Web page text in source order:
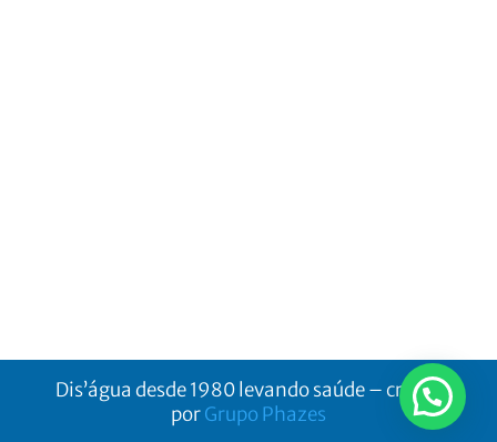
Dis’água desde 1980 levando saúde – criado
porGrupo Phazes